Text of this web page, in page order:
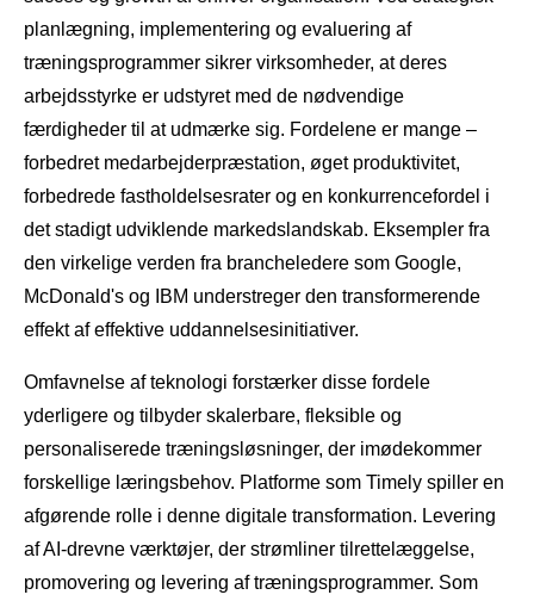
planlægning, implementering og evaluering af
træningsprogrammer sikrer virksomheder, at deres
arbejdsstyrke er udstyret med de nødvendige
færdigheder til at udmærke sig. Fordelene er mange –
forbedret medarbejderpræstation, øget produktivitet,
forbedrede fastholdelsesrater og en konkurrencefordel i
det stadigt udviklende markedslandskab. Eksempler fra
den virkelige verden fra brancheledere som Google,
McDonald's og IBM understreger den transformerende
effekt af effektive uddannelsesinitiativer.
Omfavnelse af teknologi forstærker disse fordele
yderligere og tilbyder skalerbare, fleksible og
personaliserede træningsløsninger, der imødekommer
forskellige læringsbehov. Platforme som Timely spiller en
afgørende rolle i denne digitale transformation. Levering
af AI-drevne værktøjer, der strømliner tilrettelæggelse,
promovering og levering af træningsprogrammer. Som